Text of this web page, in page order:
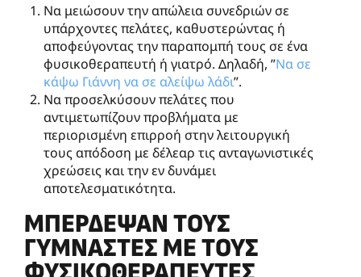
Να μειώσουν την απώλεια συνεδριών σε
υπάρχοντες πελάτες, καθυστερώντας ή
αποφεύγοντας την παραπομπή τους σε ένα
φυσικοθεραπευτή ή γιατρό. Δηλαδή, ”Να σε
κάψω Γιάννη να σε αλείψω λάδι”.
Να προσελκύσουν πελάτες που
αντιμετωπίζουν προβλήματα με
περιορισμένη επιρροή στην λειτουργική
τους απόδοση με δέλεαρ τις ανταγωνιστικές
χρεώσεις και την εν δυνάμει
αποτελεσματικότητα.
ΜΠΈΡΔΕΨΑΝ ΤΟΥΣ
ΓΥΜΝΑΣΤΈΣ ΜΕ ΤΟΥΣ